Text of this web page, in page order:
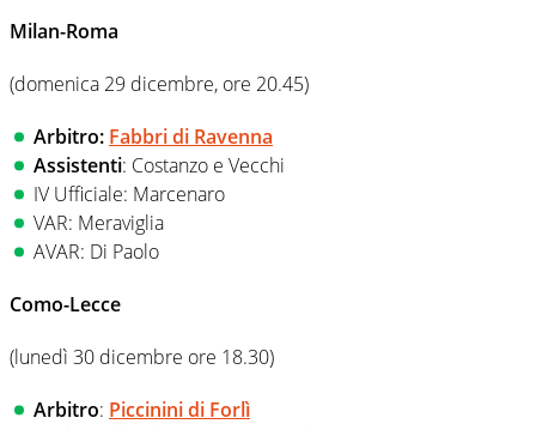
Milan-Roma
(domenica 29 dicembre, ore 20.45)
Arbitro: Fabbri di Ravenna
Assistenti: Costanzo e Vecchi
IV Ufficiale: Marcenaro
VAR: Meraviglia
AVAR: Di Paolo
Como-Lecce
(lunedì 30 dicembre ore 18.30)
Arbitro: Piccinini di Forlì